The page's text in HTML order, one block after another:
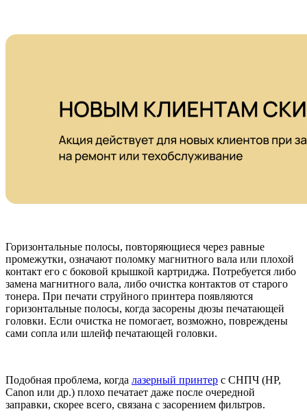
Горизонтальные полосы, повторяющиеся через равные
промежутки, означают поломку магнитного вала или плохой
контакт его с боковой крышкой картриджа. Потребуется либо
замена магнитного вала, либо очистка контактов от старого
тонера. При печати струйного принтера появляются
горизонтальные полосы, когда засорены дюзы печатающей
головки. Если очистка не помогает, возможно, повреждены
сами сопла или шлейф печатающей головки.
Подобная проблема, когда лазерный принтер с СНПЧ (HP,
Canon или др.) плохо печатает даже после очередной
заправки, скорее всего, связана с засорением фильтров.